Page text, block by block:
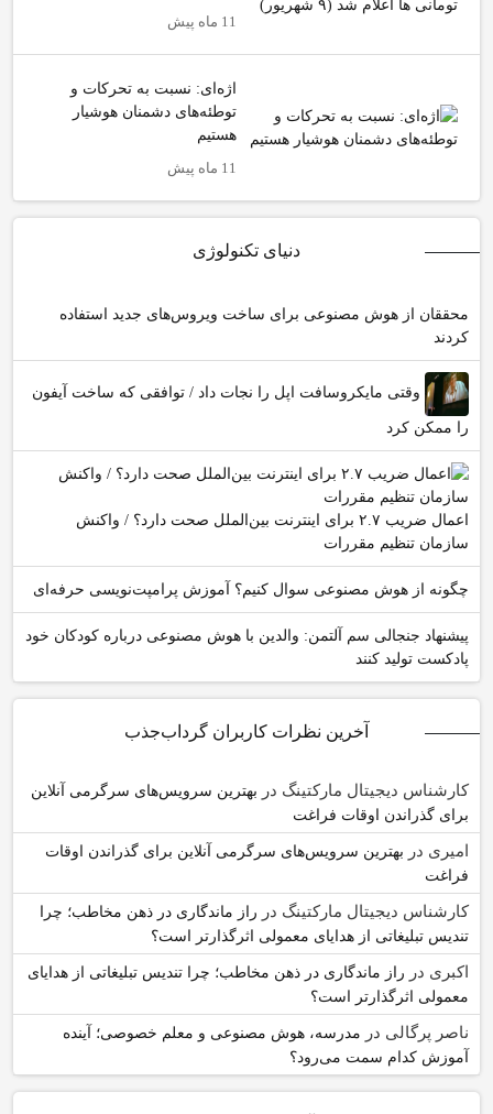
11 ماه پیش
اژه‌ای: نسبت به تحرکات و
توطئه‌های دشمنان هوشیار
هستیم
11 ماه پیش
دنیای تکنولوژی
محققان از هوش مصنوعی برای ساخت ویروس‌های جدید استفاده
کردند
وقتی مایکروسافت اپل را نجات داد / توافقی که ساخت آیفون
را ممکن کرد
اعمال ضریب ۲.۷ برای اینترنت بین‌الملل صحت دارد؟ / واکنش
سازمان تنظیم مقررات
چگونه از هوش مصنوعی سوال کنیم؟ آموزش پرامپت‌نویسی حرفه‌ای
پیشنهاد جنجالی سم آلتمن: والدین با هوش مصنوعی درباره کودکان خود
پادکست تولید کنند
آخرین نظرات کاربران گرداب‌جذب
کارشناس دیجیتال مارکتینگ در بهترین سرویس‌های سرگرمی آنلاین
برای گذراندن اوقات فراغت
امیری در بهترین سرویس‌های سرگرمی آنلاین برای گذراندن اوقات
فراغت
کارشناس دیجیتال مارکتینگ در راز ماندگاری در ذهن مخاطب؛ چرا
تندیس تبلیغاتی از هدایای معمولی اثرگذارتر است؟
اکبری در راز ماندگاری در ذهن مخاطب؛ چرا تندیس تبلیغاتی از هدایای
معمولی اثرگذارتر است؟
ناصر پرگالی در مدرسه، هوش مصنوعی و معلم خصوصی؛ آینده
آموزش کدام سمت می‌رود؟